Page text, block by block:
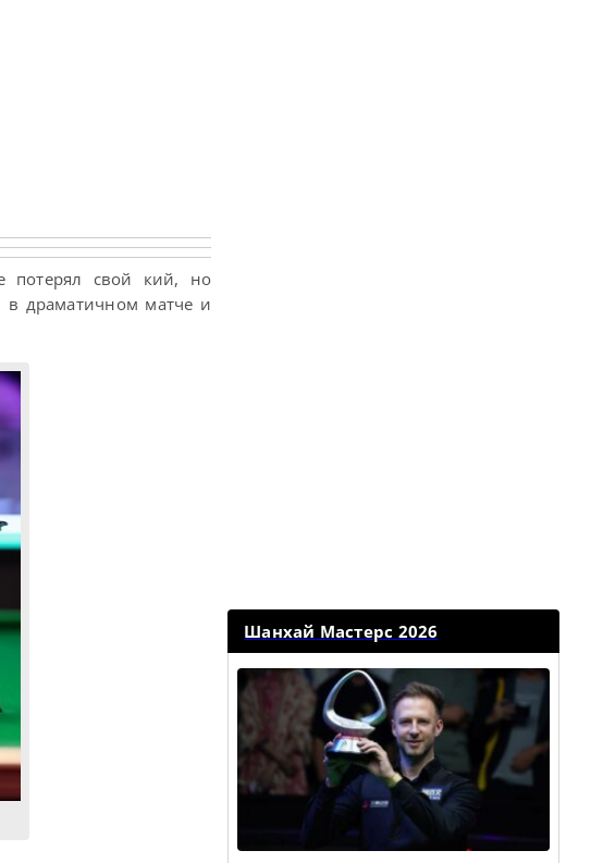
потерял свой кий, но
в драматичном матче и
Шанхай Мастерс 2026